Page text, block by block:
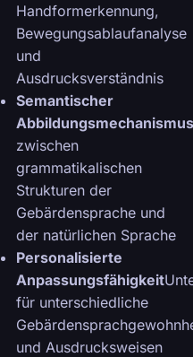
Handformerkennung,
Bewegungsablaufanalyse
und
Ausdrucksverständnis
Semantischer
Abbildungsmechanismus
zwischen
grammatikalischen
Strukturen der
Gebärdensprache und
der natürlichen Sprache
Personalisierte
Anpassungsfähigkeit
für unterschiedliche
und Ausdrucksweisen